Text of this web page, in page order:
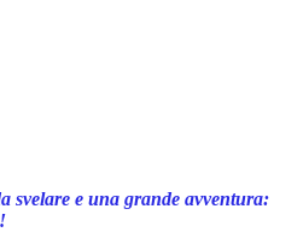
svelare e una grande avventura: